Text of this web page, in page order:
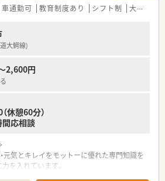
車通勤可 教育制度あり シフト制 大手チェーン
大鰐線)
2,600円
休憩60分）
応相談
・元気とキレイをモットーに優れた専門知識を
を入れています。